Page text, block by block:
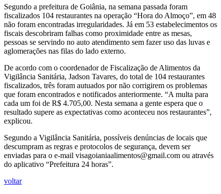
Segundo a prefeitura de Goiânia, na semana passada foram
fiscalizados 104 restaurantes na operação “Hora do Almoço”, em 48
não foram encontradas irregularidades. Já em 53 estabelecimentos os
fiscais descobriram falhas como proximidade entre as mesas,
pessoas se servindo no auto atendimento sem fazer uso das luvas e
aglomerações nas filas do lado externo.
De acordo com o coordenador de Fiscalização de Alimentos da
Vigilância Sanitária, Jadson Tavares, do total de 104 restaurantes
fiscalizados, três foram autuados por não corrigirem os problemas
que foram encontrados e notificados anteriormente. “A multa para
cada um foi de R$ 4.705,00. Nesta semana a gente espera que o
resultado supere as expectativas como aconteceu nos restaurantes”,
explicou.
Segundo a Vigilância Sanitária, possíveis denúncias de locais que
descumpram as regras e protocolos de segurança, devem ser
enviadas para o e-mail visagoianiaalimentos@gmail.com ou através
do aplicativo “Prefeitura 24 horas”.
voltar